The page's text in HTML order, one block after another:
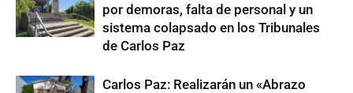
por demoras, falta de personal y un
sistema colapsado en los Tribunales
de Carlos Paz
Carlos Paz: Realizarán un «Abrazo